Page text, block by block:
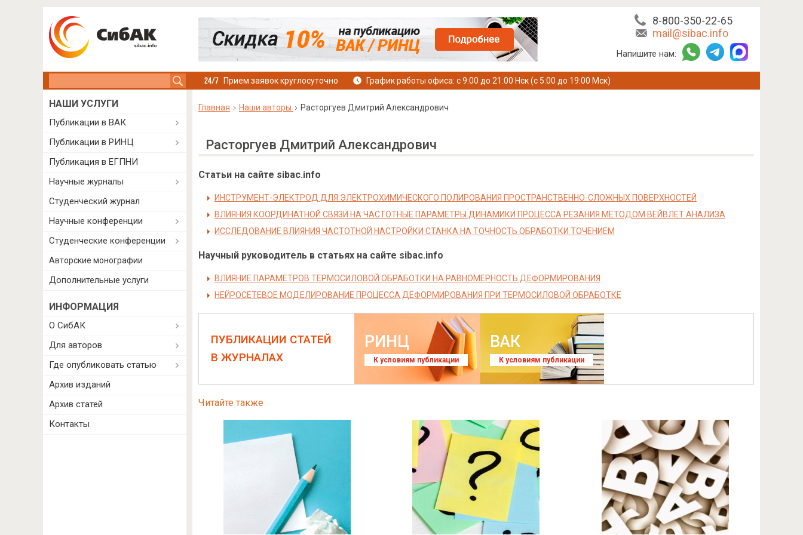
8-800-350-22-65
mail@sibac.info
Напишите нам:
Прием заявок круглосуточно График работы офиса: с 9:00 до 21:00 Нск (с 5:00 до 19:00 Мск)
Главная Наши авторы Расторгуев Дмитрий Александрович
Расторгуев Дмитрий Александрович
Статьи на сайте sibac.info
ИНСТРУМЕНТ-ЭЛЕКТРОД ДЛЯ ЭЛЕКТРОХИМИЧЕСКОГО ПОЛИРОВАНИЯ ПРОСТРАНСТВЕННО-СЛОЖНЫХ ПОВЕРХНОСТЕЙ
ВЛИЯНИЯ КООРДИНАТНОЙ СВЯЗИ НА ЧАСТОТНЫЕ ПАРАМЕТРЫ ДИНАМИКИ ПРОЦЕССА РЕЗАНИЯ МЕТОДОМ ВЕЙВЛЕТ АНАЛИЗА
ИССЛЕДОВАНИЕ ВЛИЯНИЯ ЧАСТОТНОЙ НАСТРОЙКИ СТАНКА НА ТОЧНОСТЬ ОБРАБОТКИ ТОЧЕНИЕМ
Научный руководитель в статьях на сайте sibac.info
ВЛИЯНИЕ ПАРАМЕТРОВ ТЕРМОСИЛОВОЙ ОБРАБОТКИ НА РАВНОМЕРНОСТЬ ДЕФОРМИРОВАНИЯ
НЕЙРОСЕТЕВОЕ МОДЕЛИРОВАНИЕ ПРОЦЕССА ДЕФОРМИРОВАНИЯ ПРИ ТЕРМОСИЛОВОЙ ОБРАБОТКЕ
ПУБЛИКАЦИИ СТАТЕЙ
В ЖУРНАЛАХ
РИНЦ
К условиям публикации
ВАК
К условиям публикации
Читайте также
НАШИ УСЛУГИ
Публикации в ВАК
Публикации в РИНЦ
Публикация в ЕГПНИ
Научные журналы
Студенческий журнал
Научные конференции
Студенческие конференции
Авторские монографии
Дополнительные услуги
ИНФОРМАЦИЯ
О СибАК
Для авторов
Где опубликовать статью
Архив изданий
Архив статей
Контакты